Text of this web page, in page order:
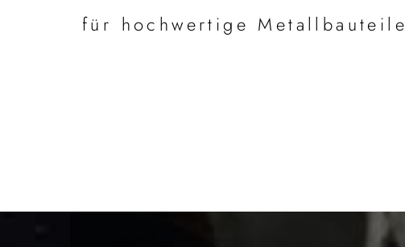
für hochwertige Metallbauteile